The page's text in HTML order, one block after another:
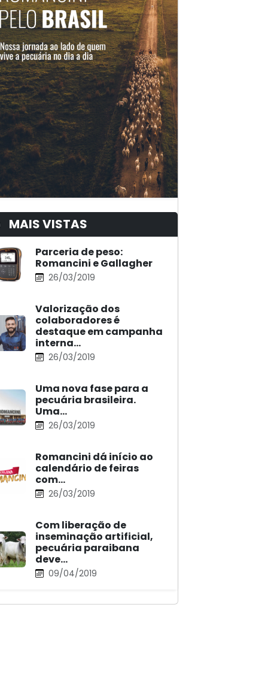
MAIS VISTAS
Parceria de peso:
Romancini e Gallagher
26/03/2019
Valorização dos
colaboradores é
destaque em campanha
interna…
26/03/2019
Uma nova fase para a
pecuária brasileira.
Uma…
26/03/2019
Romancini dá início ao
calendário de feiras
com…
26/03/2019
Com liberação de
inseminação artificial,
pecuária paraibana
deve…
09/04/2019